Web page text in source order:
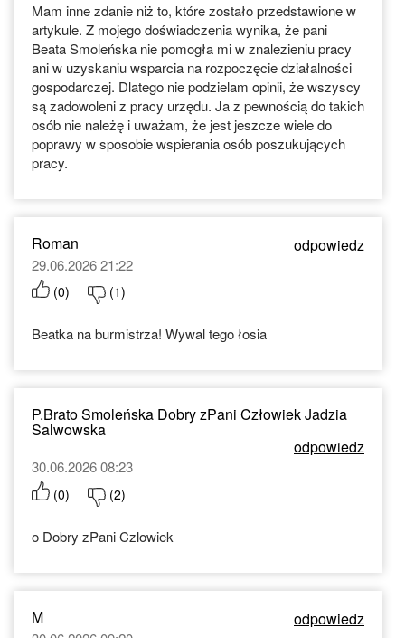
Mam inne zdanie niż to, które zostało przedstawione w
artykule. Z mojego doświadczenia wynika, że pani
Beata Smoleńska nie pomogła mi w znalezieniu pracy
ani w uzyskaniu wsparcia na rozpoczęcie działalności
gospodarczej. Dlatego nie podzielam opinii, że wszyscy
są zadowoleni z pracy urzędu. Ja z pewnością do takich
osób nie należę i uważam, że jest jeszcze wiele do
poprawy w sposobie wspierania osób poszukujących
pracy.
Roman odpowiedz
29.06.2026 21:22
(0) (1)
Beatka na burmistrza! Wywal tego łosia
P.Brato Smoleńska Dobry zPani Człowiek Jadzia
Salwowska
odpowiedz
30.06.2026 08:23
(0) (2)
o Dobry zPani Czlowiek
M odpowiedz